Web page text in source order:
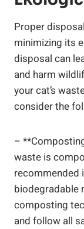
Proper
minimizing its
disposal can
and harm
your cat’s
consider the
–
waste is
recommended
biodegradable
composting
and follow all